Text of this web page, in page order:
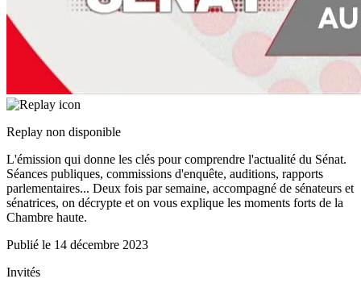
Replay non disponible
L'émission qui donne les clés pour comprendre l'actualité du Sénat.
Séances publiques, commissions d'enquête, auditions, rapports
parlementaires... Deux fois par semaine, accompagné de sénateurs et
sénatrices, on décrypte et on vous explique les moments forts de la
Chambre haute.
Publié le 14 décembre 2023
Invités